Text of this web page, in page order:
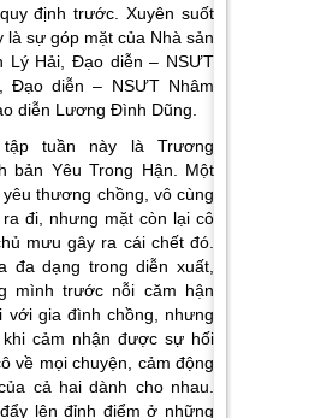
định trước. Xuyên suốt
là sự góp mặt của Nhà sản
Lý Hải, Đạo diễn – NSƯT
Đạo diễn – NSƯT Nhâm
diễn Lương Đình Dũng.
tuần này là Trương
bản Yêu Trong Hận. Một
thương chồng, vô cùng
đi, nhưng mặt còn lại cô
mưu gây ra cái chết đó.
đa dạng trong diễn xuất,
mình trước nỗi căm hận
với gia đình chồng, nhưng
cảm nhận được sự hối
về mọi chuyện, cảm động
cả hai dành cho nhau.
lên đỉnh điểm ở những